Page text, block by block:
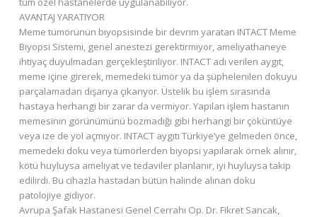
AVANTAJ YARATIYOR
Meme tümörünün biyopsisinde bir devrim yaratan INTACT Meme
Biyopsi Sistemi, genel anestezi gerektirmiyor, ameliyathaneye
ihtiyaç duyulmadan gerçekleştiriliyor. INTACT adı verilen aygıt,
meme içine girerek, memedeki tümör ya da şüphelenilen dokuyu
parçalamadan dışarıya çıkarıyor. Üstelik bu işlem sırasında
hastaya herhangi bir zarar da vermiyor. Yapılan işlem hastanın
memesinin görünümünü bozmadığı gibi herhangi bir çöküntüye
veya ize de yol açmıyor. INTACT aygıtı Türkiye’ye gelmeden önce,
memedeki doku veya tümörlerden biyopsi yapılarak örnek alınır,
kötü huyluysa ameliyat ve tedaviler planlanır, iyi huyluysa takip
edilirdi. Bu cihazla hastadan bütün halinde alınan doku
patolojiye gidiyor.
Avrupa Şafak Hastanesi Genel Cerrahı Op. Dr. Fikret Sancak,